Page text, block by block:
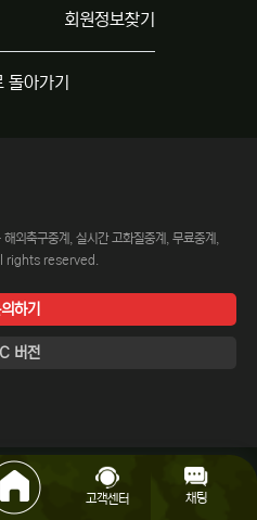
회원정보찾기
돌아가기
축구중계, 실시간 고화질중계, 무료중계,
rights reserved.
하기
버전
고객센터 채팅